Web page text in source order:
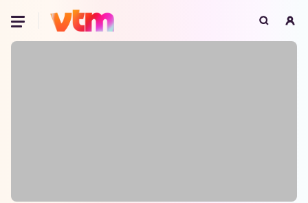
Oeps, browser niet ondersteund